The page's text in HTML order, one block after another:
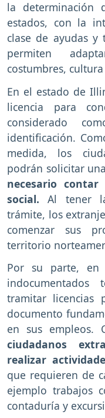
la determinación
estados, con la
clase de ayudas y
permiten
costumbres,
En el estado de
licencia para
considerado
identificación.
medida, los
podrán solicitar
necesario
social. Al tener
trámite, los
comenzar sus
territorio
Por su parte, en
tramitar licencias
documento
en sus empleos.
ciudadanos
realizar
que requieren de
ejemplo trabajos
contaduría y